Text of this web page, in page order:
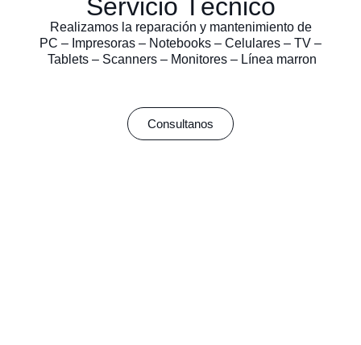
Servicio Técnico
Realizamos la reparación y mantenimiento de
PC – Impresoras – Notebooks – Celulares – TV –
Tablets – Scanners – Monitores – Línea marron
Consultanos